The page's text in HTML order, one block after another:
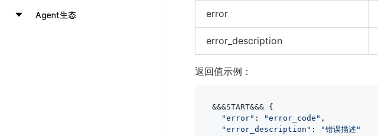
Agent生态
error
error_description
返回值示例：
&&&START&&& {
"error" : "error_code" ,
"error_description" :
"错误描述"